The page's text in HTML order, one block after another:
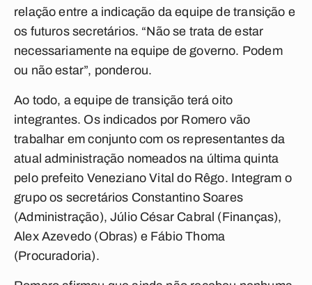
relação entre a indicação da equipe de transição e
os futuros secretários. “Não se trata de estar
necessariamente na equipe de governo. Podem
ou não estar”, ponderou.
Ao todo, a equipe de transição terá oito
integrantes. Os indicados por Romero vão
trabalhar em conjunto com os representantes da
atual administração nomeados na última quinta
pelo prefeito Veneziano Vital do Rêgo. Integram o
grupo os secretários Constantino Soares
(Administração), Júlio César Cabral (Finanças),
Alex Azevedo (Obras) e Fábio Thoma
(Procuradoria).